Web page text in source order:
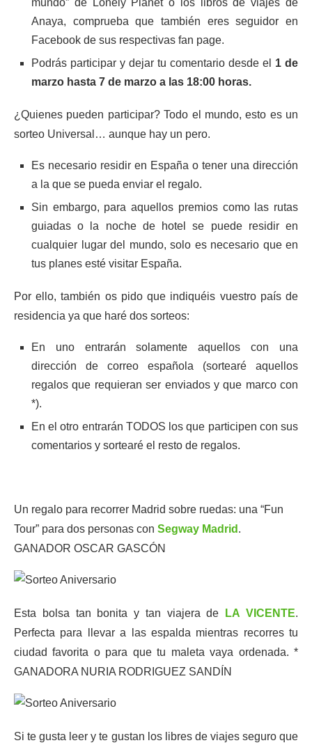
mundo” de Lonely Planet o los libros de viajes de
Anaya, comprueba que también eres seguidor en
Facebook de sus respectivas fan page.
Podrás participar y dejar tu comentario desde el 1 de
marzo hasta 7 de marzo a las 18:00 horas.
¿Quienes pueden participar? Todo el mundo, esto es un
sorteo Universal… aunque hay un pero.
Es necesario residir en España o tener una dirección
a la que se pueda enviar el regalo.
Sin embargo, para aquellos premios como las rutas
guiadas o la noche de hotel se puede residir en
cualquier lugar del mundo, solo es necesario que en
tus planes esté visitar España.
Por ello, también os pido que indiquéis vuestro país de
residencia ya que haré dos sorteos:
En uno entrarán solamente aquellos con una
dirección de correo española (sortearé aquellos
regalos que requieran ser enviados y que marco con
*).
En el otro entrarán TODOS los que participen con sus
comentarios y sortearé el resto de regalos.
Un regalo para recorrer Madrid sobre ruedas: una “Fun
Tour” para dos personas con Segway Madrid .
GANADOR OSCAR GASCÓN
Esta bolsa tan bonita y tan viajera de LA VICENTE.
Perfecta para llevar a las espalda mientras recorres tu
ciudad favorita o para que tu maleta vaya ordenada. *
GANADORA NURIA RODRIGUEZ SANDÍN
Si te gusta leer y te gustan los libres de viajes seguro que